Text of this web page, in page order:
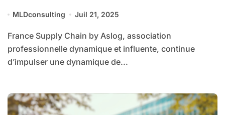
MLDconsulting Juil 21, 2025
France Supply Chain by Aslog, association
professionnelle dynamique et influente, continue
d’impulser une dynamique de...